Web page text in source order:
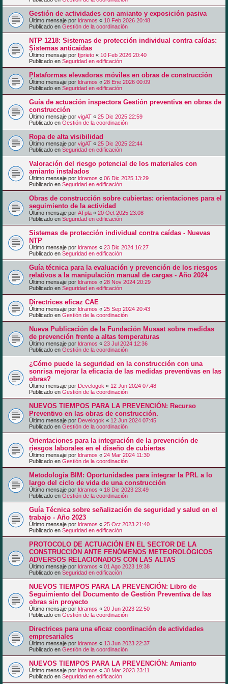
Gestión de actividades con amianto y exposición pasiva
Último mensaje por ldramos « 10 Feb 2026 20:48
Publicado en Gestión de la coordinación
NTP 1218: Sistemas de protección individual contra caídas:
Sistemas anticaídas
Último mensaje por fjprieto « 10 Feb 2026 20:40
Publicado en Seguridad en edificación
Plataformas elevadoras móviles en obras de construcción
Último mensaje por ldramos « 28 Ene 2026 00:09
Publicado en Seguridad en edificación
Guía de actuación inspectora Gestión preventiva en obras de
construcción
Último mensaje por vigAT « 25 Dic 2025 22:59
Publicado en Gestión de la coordinación
Ropa de alta visibilidad
Último mensaje por vigAT « 25 Dic 2025 22:44
Publicado en Seguridad en edificación
Valoración del riesgo potencial de los materiales con
amianto instalados
Último mensaje por ldramos « 06 Dic 2025 13:29
Publicado en Seguridad en edificación
Obras de construcción sobre cubiertas: orientaciones para el
seguimiento de la actividad
Último mensaje por ATpla « 20 Oct 2025 23:08
Publicado en Seguridad en edificación
Sistemas de protección individual contra caídas - Nuevas
NTP
Último mensaje por ldramos « 23 Dic 2024 16:27
Publicado en Seguridad en edificación
Guía técnica para la evaluación y prevención de los riesgos
relativos a la manipulación manual de cargas - Año 2024
Último mensaje por ldramos « 28 Nov 2024 20:29
Publicado en Seguridad en edificación
Directrices eficaz CAE
Último mensaje por ldramos « 25 Sep 2024 20:43
Publicado en Gestión de la coordinación
Nueva Publicación de la Fundación Musaat sobre medidas
de prevención frente a altas temperaturas
Último mensaje por ldramos « 23 Jul 2024 12:36
Publicado en Gestión de la coordinación
¿Cómo puede la seguridad en la construcción con una
sonrisa mejorar la eficacia de las medidas preventivas en las
obras?
Último mensaje por Develogok « 12 Jun 2024 07:48
Publicado en Gestión de la coordinación
NUEVOS TIEMPOS PARA LA PREVENCIÓN: Recurso
Preventivo en las obras de construcción.
Último mensaje por Develogok « 12 Jun 2024 07:45
Publicado en Gestión de la coordinación
Orientaciones para la integración de la prevención de
riesgos laborales en el diseño de cubiertas
Último mensaje por ldramos « 24 Mar 2024 11:30
Publicado en Gestión de la coordinación
Metodología BIM: Oportunidades para integrar la PRL a lo
largo del ciclo de vida de una construcción
Último mensaje por ldramos « 18 Dic 2023 23:49
Publicado en Gestión de la coordinación
Guía Técnica sobre señalización de seguridad y salud en el
trabajo - Año 2023
Último mensaje por ldramos « 25 Oct 2023 21:40
Publicado en Seguridad en edificación
PROTOCOLO DE ACTUACIÓN EN EL SECTOR DE LA
CONSTRUCCIÓN ANTE FENÓMENOS METEOROLÓGICOS
ADVERSOS RELACIONADOS CON LAS ALTAS
Último mensaje por ldramos « 01 Ago 2023 19:38
Publicado en Seguridad en edificación
NUEVOS TIEMPOS PARA LA PREVENCIÓN: Libro de
Seguimiento del Documento de Gestión Preventiva de las
obras sin proyecto
Último mensaje por ldramos « 20 Jun 2023 22:50
Publicado en Gestión de la coordinación
Directrices para una eficaz coordinación de actividades
empresariales
Último mensaje por ldramos « 13 Jun 2023 22:37
Publicado en Gestión de la coordinación
NUEVOS TIEMPOS PARA LA PREVENCIÓN: Amianto
Último mensaje por ldramos « 30 Mar 2023 23:11
Publicado en Seguridad en edificación